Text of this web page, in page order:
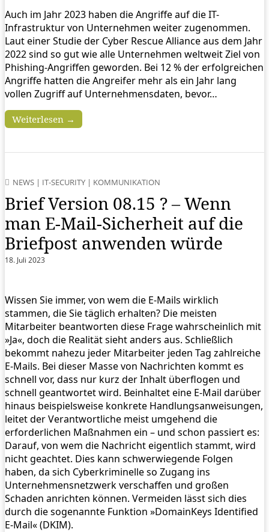
Auch im Jahr 2023 haben die Angriffe auf die IT-
Infrastruktur von Unternehmen weiter zugenommen.
Laut einer Studie der Cyber Rescue Alliance aus dem Jahr
2022 sind so gut wie alle Unternehmen weltweit Ziel von
Phishing-Angriffen geworden. Bei 12 % der erfolgreichen
Angriffe hatten die Angreifer mehr als ein Jahr lang
vollen Zugriff auf Unternehmensdaten, bevor…
Weiterlesen →
NEWS | IT-SECURITY | KOMMUNIKATION
Brief Version 08.15 ? – Wenn
man E-Mail-Sicherheit auf die
Briefpost anwenden würde
18. Juli 2023
Wissen Sie immer, von wem die E-Mails wirklich
stammen, die Sie täglich erhalten? Die meisten
Mitarbeiter beantworten diese Frage wahrscheinlich mit
»Ja«, doch die Realität sieht anders aus. Schließlich
bekommt nahezu jeder Mitarbeiter jeden Tag zahlreiche
E-Mails. Bei dieser Masse von Nachrichten kommt es
schnell vor, dass nur kurz der Inhalt überflogen und
schnell geantwortet wird. Beinhaltet eine E-Mail darüber
hinaus beispielsweise konkrete Handlungsanweisungen,
leitet der Verantwortliche meist umgehend die
erforderlichen Maßnahmen ein – und schon passiert es:
Darauf, von wem die Nachricht eigentlich stammt, wird
nicht geachtet. Dies kann schwerwiegende Folgen
haben, da sich Cyberkriminelle so Zugang ins
Unternehmensnetzwerk verschaffen und großen
Schaden anrichten können. Vermeiden lässt sich dies
durch die sogenannte Funktion »DomainKeys Identified
E-Mail« (DKIM).